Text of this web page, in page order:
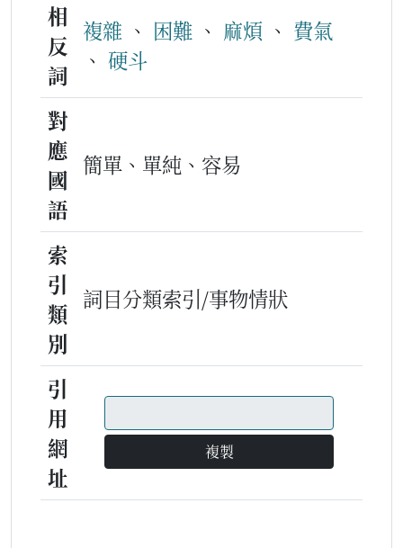
相
反
詞
複雜 、 困難 、 麻煩 、 費氣
、 硬斗
對
應
國
語
簡單、單純、容易
索
引
類
別
詞目分類索引/事物情狀
引
用
網
址
複製